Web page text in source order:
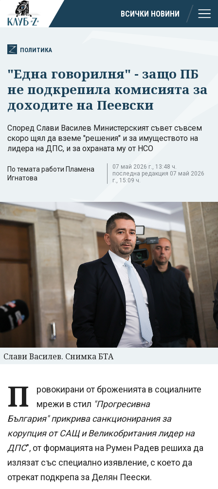
ВСИЧКИ НОВИНИ
ПОЛИТИКА
"Една говорилня" - защо ПБ
не подкрепила комисията за
доходите на Пеевски
Според Слави Василев Министерският съвет съвсем
скоро щял да вземе "решения" и за имуществото на
лидера на ДПС, и за охраната му от НСО
По темата работи Пламена
Игнатова
07 май 2026 г., 13:48 ч.
последна редакция 07 май 2026
г., 15:09 ч.
Слави Василев. Снимка БТА
П
ровокирани от броженията в социалните
мрежи в стил "Прогресивна
България" прикрива санкционирания за
корупция от САЩ и Великобритания лидер на
ДПС", от формацията на Румен Радев решиха да
излязат със специално изявление, с което да
отрекат подкрепа за Делян Пеески.